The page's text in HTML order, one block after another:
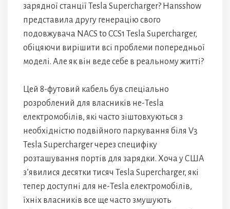
зарядної станції Tesla Supercharger? Hansshow
представила другу генерацію свого
подовжувача NACS to CCS1 Tesla Supercharger,
обіцяючи вирішити всі проблеми попередньої
моделі. Але як він веде себе в реальному житті?
Цей 8-футовий кабель був спеціально
розроблений для власників не-Tesla
електромобілів, які часто зіштовхуються з
необхідністю подвійного паркування біля V3
Tesla Supercharger через специфіку
розташування портів для зарядки. Хоча у США
з’явилися десятки тисяч Tesla Supercharger, які
тепер доступні для не-Tesla електромобілів,
їхніх власників все ще часто змушують